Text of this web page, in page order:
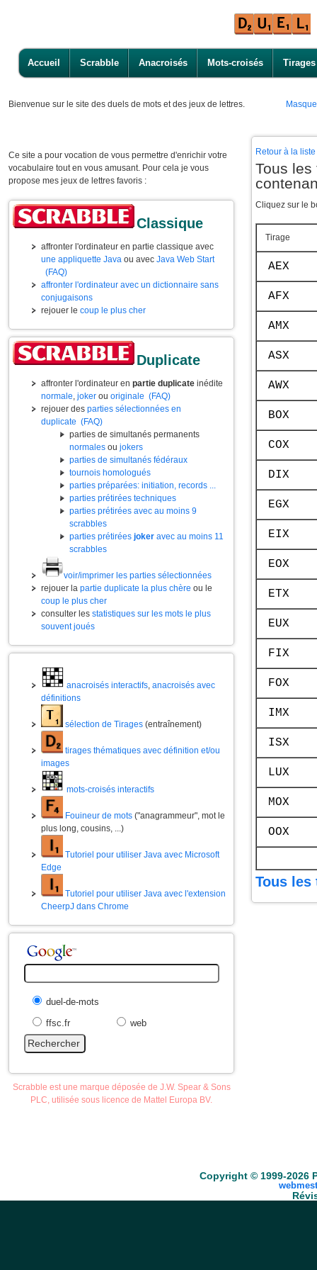
Accueil Scrabble Anacroisés Mots-croisés Tirages
Bienvenue sur le site des duels de mots et des jeux de lettres.
Ce site a pour vocation de vous permettre d'enrichir votre
vocabulaire tout en vous amusant. Pour cela je vous
propose mes jeux de lettres favoris :
Classique
affronter l'ordinateur en partie classique avec
une appliquette Java ou avec Java Web Start
(FAQ)
affronter l'ordinateur avec un dictionnaire sans
conjugaisons
rejouer le coup le plus cher
Duplicate
affronter l'ordinateur en partie duplicate inédite
normale, joker ou originale (FAQ)
rejouer des parties sélectionnées en
duplicate (FAQ)
parties de simultanés permanents
normales ou jokers
parties de simultanés fédéraux
tournois homologués
parties préparées: initiation, records ...
parties prétirées techniques
parties prétirées avec au moins 9
scrabbles
parties prétirées joker avec au moins 11
scrabbles
voir/imprimer les parties sélectionnées
rejouer la partie duplicate la plus chère ou le
coup le plus cher
consulter les statistiques sur les mots le plus
souvent joués
anacroisés interactifs, anacroisés avec
définitions
sélection de Tirages (entraînement)
tirages thématiques avec définition et/ou
images
mots-croisés interactifs
Fouineur de mots ("anagrammeur", mot le
plus long, cousins, ...)
Tutoriel pour utiliser Java avec Microsoft
Edge
Tutoriel pour utiliser Java avec l'extension
CheerpJ dans Chrome
duel-de-mots
ffsc.fr
web
Scrabble est une marque déposée de J.W. Spear & Sons
PLC, utilisée sous licence de Mattel Europa BV.
Retour à la
Tous
Cliquez sur le
Tirage
AEX
AFX
AMX
ASX
AWX
BOX
COX
DIX
EGX
EIX
EOX
ETX
EUX
FIX
FOX
IMX
ISX
LUX
MOX
OOX
Tous les
Copyright © 1999-2026